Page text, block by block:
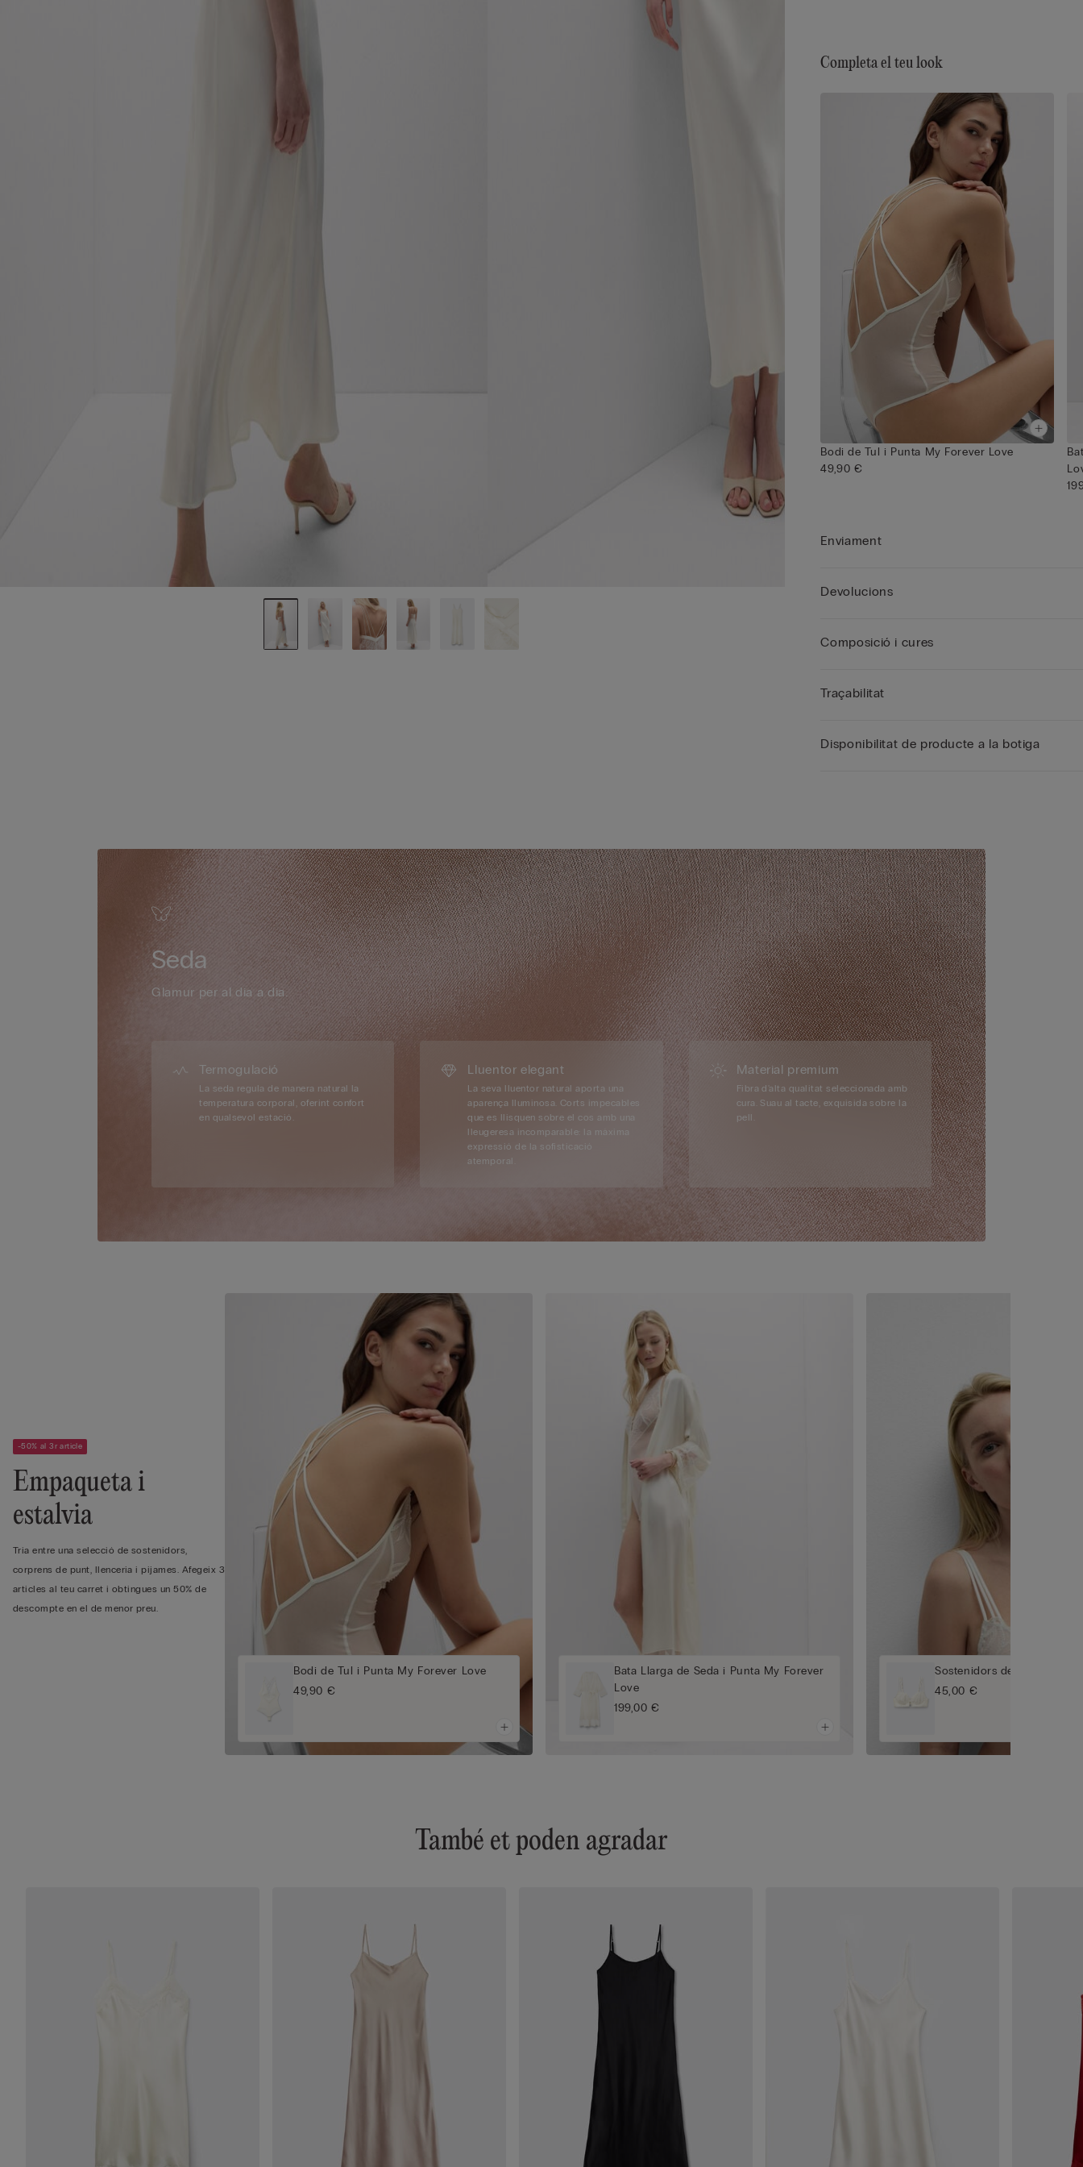
Completa el teu look
Bodi de Tul i Punta My Forever Love
49,90 €
Enviament
Devolucions
Composició i cures
Traçabilitat
Disponibilitat de producte a la botiga
Seda
Glamur per al dia a dia.
Termogulació
La seda regula de manera natural la
temperatura corporal, oferint confort
en qualsevol estació.
Lluentor elegant
La seva lluentor natural aporta una
aparença lluminosa. Corts impecables
que es llisquen sobre el cos amb una
lleugeresa incomparable: la màxima
expressió de la sofisticació
atemporal.
Material premium
Fibra d'alta qualitat seleccionada amb
cura. Suau al tacte, exquisida sobre la
pell.
-50% al 3r article
Empaqueta i
estalvia
Tria entre una selecció de sostenidors,
corprens de punt, llenceria i pijames. Afegeix 3
articles al teu carret i obtingues un 50% de
descompte en el de menor preu.
Bodi de Tul i Punta My Forever Love
49,90 €
Bata Llarga de Seda i Punta My Forever
Love
199,00 €
Sostenidors de Balcó My
45,00 €
També et poden agradar